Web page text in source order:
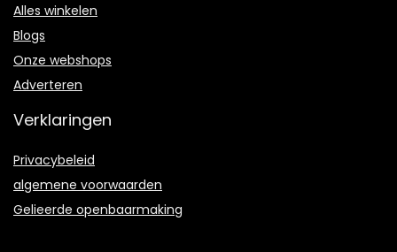
Alles winkelen
Blogs
Onze webshops
Adverteren
Verklaringen
Privacybeleid
algemene voorwaarden
Gelieerde openbaarmaking